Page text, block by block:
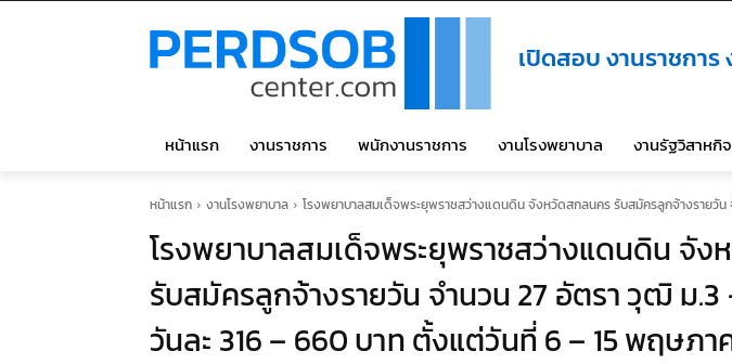
เปิดสอบ งานราชกา
หน้าแรก งานราชการ พนักงานราชการ งานโรงพยาบาล งานรัฐวิสาหกิจ
หน้าแรก งานโรงพยาบาล โรงพยาบาลสมเด็จพระยุพราชสว่างแดนดิน จังหวัดสกลนคร รับสมัครลูกจ้างรายวัน
โรงพยาบาลสมเด็จพระยุพราชสว่างแดนดิน จั
รับสมัครลูกจ้างรายวัน จำนวน 27 อัตรา วุฒิ ม.3
วันละ 316 – 660 บาท ตั้งแต่วันที่ 6 – 15 พฤษภา